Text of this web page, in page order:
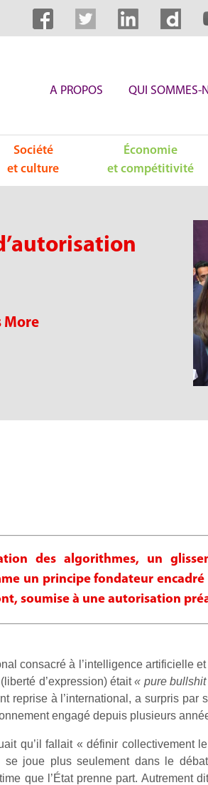
A PROPOS QUI SOMMES-
Société
et culture
Économie
et compétitivité
More
des algorithmes, un
un principe fondateur encadré
soumise à une autorisation
consacré à l’intelligence artificielle
d’expression) était« pure
à l’international, a surpris par
engagé depuis plusieurs
qu’il fallait « définir collectivement
joue plus seulement dans le
que l’État prenne part. Autrement